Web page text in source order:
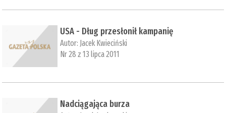
USA - Dług przesłonił kampanię
Autor: Jacek Kwieciński
Nr 28 z 13 lipca 2011
Nadciągająca burza